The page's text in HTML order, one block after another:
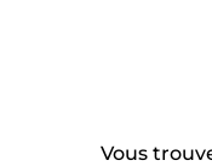
Vous